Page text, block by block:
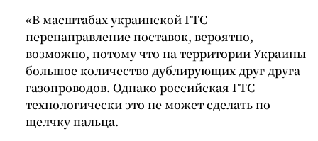
«В масштабах украинской ГТС
перенаправление поставок, вероятно,
возможно, потому что на территории Украины
большое количество дублирующих друг друга
газопроводов. Однако российская ГТС
технологически это не может сделать по
щелчку пальца.